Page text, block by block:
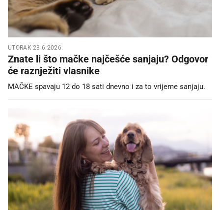
UTORAK 23.6.2026.
Znate li što mačke najčešće sanjaju? Odgovor
će raznježiti vlasnike
MAČKE spavaju 12 do 18 sati dnevno i za to vrijeme sanjaju.